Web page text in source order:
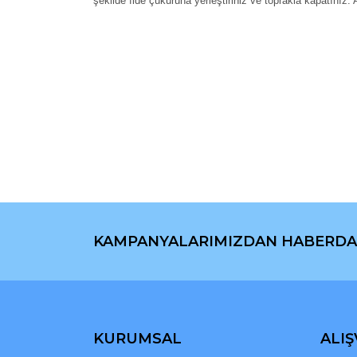
Bu ürünün fiyat bilgisi, resim, ürün
Ürün fiyatı diğer sitelerden daha pahalı.
KAMPANYALARIMIZDAN
KURUMSAL